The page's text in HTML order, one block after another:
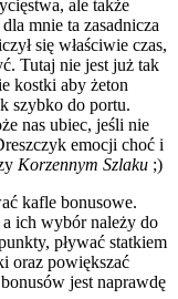
ale także
mnie ta zasadnicza
się właściwie czas,
Tutaj nie jest już tak
kostki aby żeton
szybko do portu.
nas ubiec, jeśli nie
emocji choć i
Korzennym Szlaku ;)
kafle bonusowe.
ich wybór należy do
pływać statkiem
oraz powiększać
jest naprawdę